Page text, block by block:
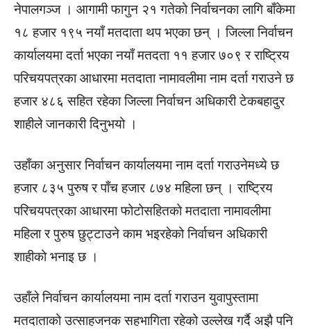
नेपालगञ्ज । आगामी फागुन २१ गतेको निर्वाचनका लागि बाँकेमा
१८ हजार १९५ नयाँ मतदाता थप भएका छन् । जिल्ला निर्वाचन
कार्यालयमा दर्ता भएका नयाँ मतदता ११ हजार ७०९ र राष्ट्रिय
परिचयपत्रका आधारमा मतदाता नामावलीमा नाम दर्ता गराउने छ
हजार ४८६ सहित रहेका जिल्ला निर्वाचन अधिकारी टेकबहादुर
शाहीले जानकारी दिनुभयो ।
उहाँका अनुसार निर्वाचन कार्यालयमा नाम दर्ता गराउनेमध्ये छ
हजार ८३५ पुरुष र पाँच हजार ८७४ महिला छन् । राष्ट्रिय
परिचयपत्रका आधारमा फोटोसहितको मतदाता नामावलीमा
महिला र पुरुष छुट्टाउने काम भइरहेको निर्वाचन अधिकारी
शाहीको भनाइ छ ।
उहाँले निर्वाचन कार्यालयमा नाम दर्ता गराउन युवापुस्तामा
मतदाताको उत्साहजनक सहभागिता रहेको उल्लेख गर्दै अझै पनि